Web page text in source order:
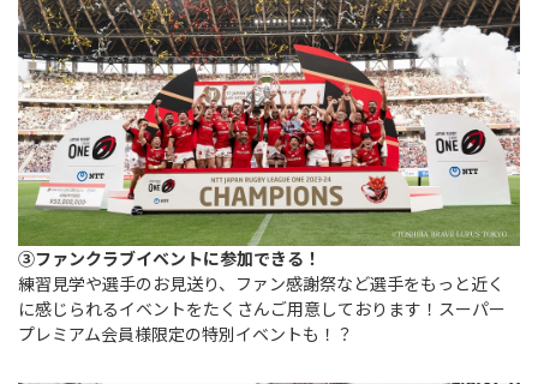
③ファンクラブイベントに参加できる！
練習見学や選手のお見送り、ファン感謝祭など選手をもっと近く
に感じられるイベントをたくさんご用意しております！スーパー
プレミアム会員様限定の特別イベントも！？